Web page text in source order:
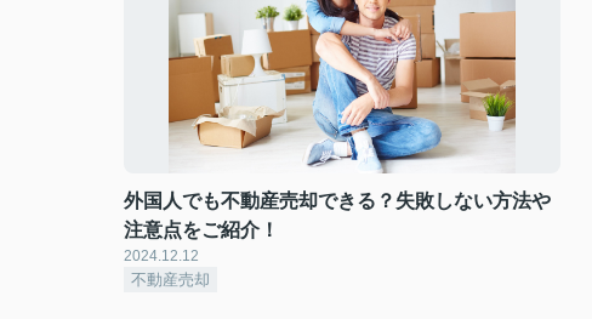
外国人でも不動産売却できる？失敗しない方法や
注意点をご紹介！
2024.12.12
不動産売却